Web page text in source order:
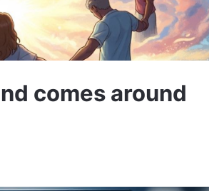
comes around